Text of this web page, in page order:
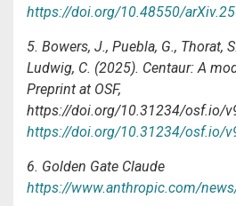
https://doi.org/10.48550/
5. Bowers, J., Puebla, G., Thorat,
Ludwig, C. (2025). Centaur: A
Preprint at OSF,
https://doi.org/10.31234/osf.io/
https://doi.org/10.31234/osf.io/
6. Golden Gate Claude
https://www.anthropic.com/